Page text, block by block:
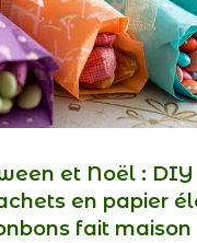
et Noël : DIY
en papier
fait maison